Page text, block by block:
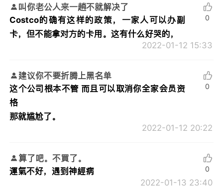
叫你老公人来一趟不就解决了
Costco的确有这样的政策，一家人可以办副
卡，但不能拿对方的卡用。这有什么好哭的，
2022-01-12 15:33
0
建议你不要折腾上黑名单
这个公司根本不管 而且可以取消你全家会员资
格
那就尴尬了。
2022-01-12 20:22
0
算了吧。不買了。
運氣不好，遇到神經病
2022-01-13 23:40
0